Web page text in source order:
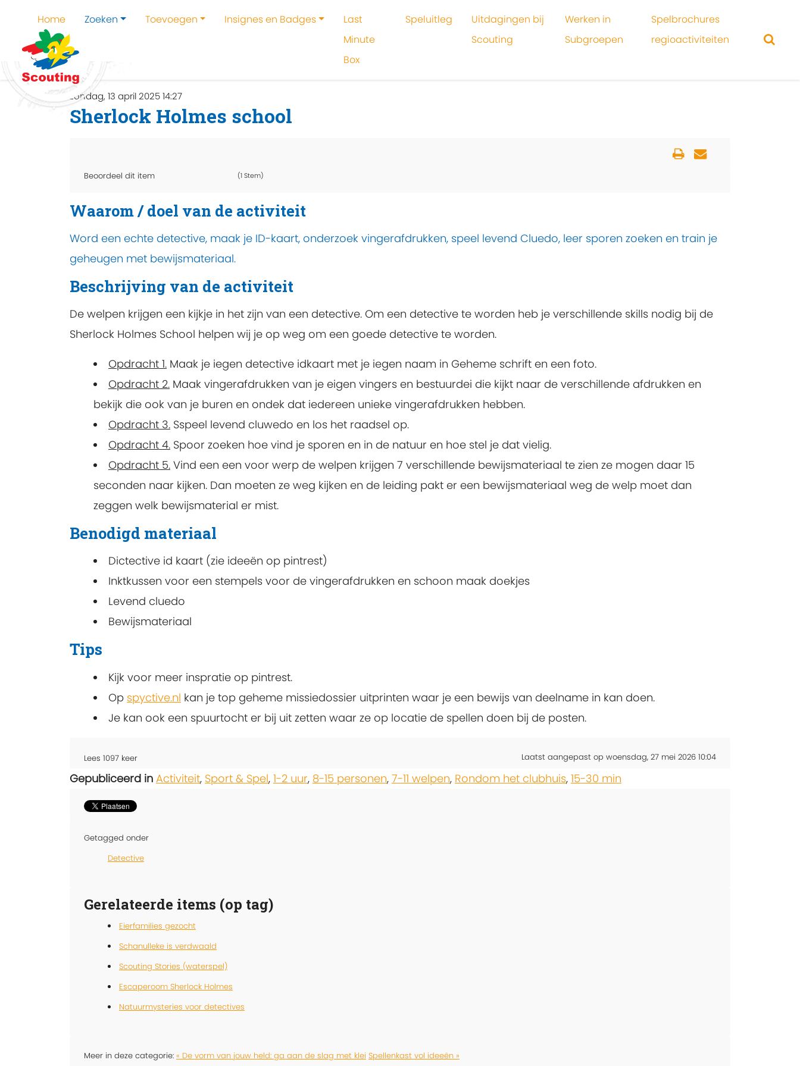
Home Zoeken Toevoegen Insignes en Badges
Last
Minute
Box
Speluitleg
Uitdagingen bij
Scouting
Werken in
Subgroepen
Spelbrochures
regioactiviteiten
Home Sherlock Holmes school
zondag, 13 april 2025 14:27
Sherlock Holmes school
Beoordeel dit item (1 Stem)
Waarom / doel van de activiteit
Word een echte detective, maak je ID-kaart, onderzoek vingerafdrukken, speel levend Cluedo, leer sporen zoeken en train je
geheugen met bewijsmateriaal.
Beschrijving van de activiteit
De welpen krijgen een kijkje in het zijn van een detective. Om een detective te worden heb je verschillende skills nodig bij de
Sherlock Holmes School helpen wij je op weg om een goede detective te worden.
Opdracht 1. Maak je iegen detective idkaart met je iegen naam in Geheme schrift en een foto.
Opdracht 2. Maak vingerafdrukken van je eigen vingers en bestuurdei die kijkt naar de verschillende afdrukken en
bekijk die ook van je buren en ondek dat iedereen unieke vingerafdrukken hebben.
Opdracht 3. Sspeel levend cluwedo en los het raadsel op.
Opdracht 4. Spoor zoeken hoe vind je sporen en in de natuur en hoe stel je dat vielig.
Opdracht 5. Vind een een voor werp de welpen krijgen 7 verschillende bewijsmateriaal te zien ze mogen daar 15
seconden naar kijken. Dan moeten ze weg kijken en de leiding pakt er een bewijsmateriaal weg de welp moet dan
zeggen welk bewijsmaterial er mist.
Benodigd materiaal
Dictective id kaart (zie ideeën op pintrest)
Inktkussen voor een stempels voor de vingerafdrukken en schoon maak doekjes
Levend cluedo
Bewijsmateriaal
Tips
Kijk voor meer inspratie op pintrest.
Op spyctive.nl kan je top geheme missiedossier uitprinten waar je een bewijs van deelname in kan doen.
Je kan ook een spuurtocht er bij uit zetten waar ze op locatie de spellen doen bij de posten.
Lees 1097 keer Laatst aangepast op woensdag, 27 mei 2026 10:04
Gepubliceerd in Activiteit, Sport & Spel, 1-2 uur, 8-15 personen, 7-11 welpen, Rondom het clubhuis, 15-30 min
Getagged onder
Detective
Gerelateerde items (op tag)
Eierfamilies gezocht
Schanulleke is verdwaald
Scouting Stories (waterspel)
Escaperoom Sherlock Holmes
Natuurmysteries voor detectives
Meer in deze categorie: « De vorm van jouw held: ga aan de slag met klei Spellenkast vol ideeën »